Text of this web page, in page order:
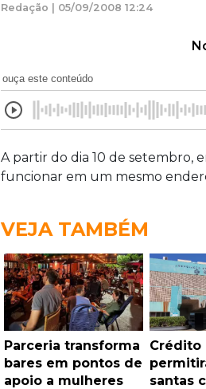
Redação | 05/09/2008 12:24
ouça este conteúdo
A partir do dia 10 de setembro,
funcionar em um mesmo
VEJA TAMBÉM
Parceria transforma
bares em pontos de
apoio a mulheres
Crédito
santas